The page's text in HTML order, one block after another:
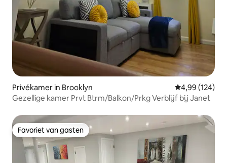
Privékamer in Brooklyn Gemiddelde
4,99 (124)
Gezellige kamer Prvt Btrm/Balkon/Prkg Verblijf bij Janet
Favoriet van gasten
Favoriet van gasten